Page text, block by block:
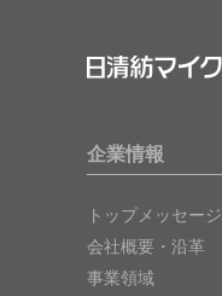
企業情報
トップメッセージ
会社概要・沿革
事業領域